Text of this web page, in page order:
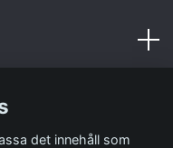
det innehåll som